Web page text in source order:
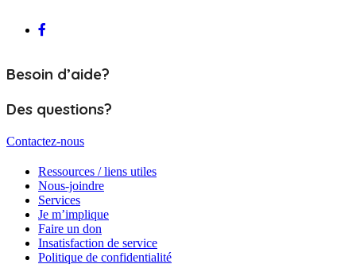
Besoin d’aide?
Des questions?
Contactez-nous
Ressources / liens utiles
Nous-joindre
Services
Je m’implique
Faire un don
Insatisfaction de service
Politique de confidentialité